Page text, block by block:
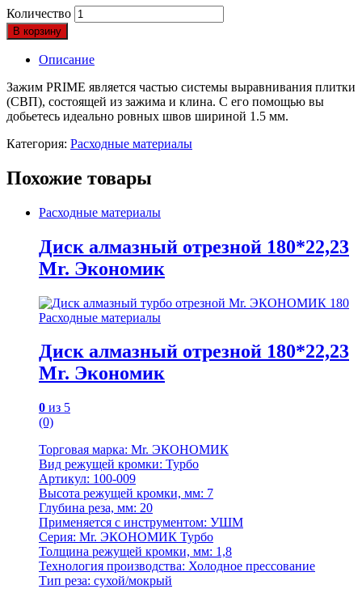
Количество
В корзину
Описание
Зажим PRIME является частью системы выравнивания плитки
(СВП), состоящей из зажима и клина. С его помощью вы
добьетесь идеально ровных швов шириной 1.5 мм.
Категория: Расходные материалы
Похожие товары
Расходные материалы
Диск алмазный отрезной 180*22,23
Mr. Экономик
Расходные материалы
Диск алмазный отрезной 180*22,23
Mr. Экономик
0 из 5
(0)
Торговая марка: Mr. ЭКОНОМИК
Вид режущей кромки: Турбо
Артикул: 100-009
Высота режущей кромки, мм: 7
Глубина реза, мм: 20
Применяется с инструментом: УШМ
Серия: Mr. ЭКОНОМИК Турбо
Толщина режущей кромки, мм: 1,8
Технология производства: Холодное прессование
Тип реза: сухой/мокрый